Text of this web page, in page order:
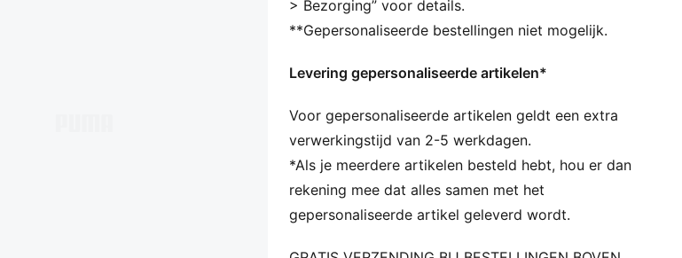
EVA-tussenzool
Rubberen buitenzool
PUMA voor jongeren: Aanbevolen voor oudere
> Bezorging” voor details.
**Gepersonaliseerde bestellingen niet mogelijk.
Levering gepersonaliseerde artikelen*
Voor gepersonaliseerde artikelen geldt een extra
verwerkingstijd van 2-5 werkdagen.
*Als je meerdere artikelen besteld hebt, hou er dan
rekening mee dat alles samen met het
gepersonaliseerde artikel geleverd wordt.